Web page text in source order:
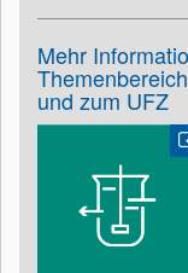
Mehr
und zum UFZ